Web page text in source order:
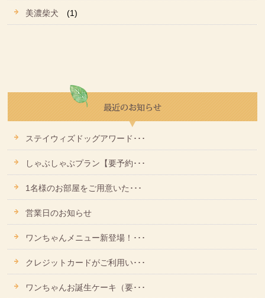
美濃柴犬 (1)
ステイウィズドッグアワード･･･
しゃぶしゃぶプラン【要予約･･･
1名様のお部屋をご用意いた･･･
営業日のお知らせ
ワンちゃんメニュー新登場！･･･
クレジットカードがご利用い･･･
ワンちゃんお誕生ケーキ（要･･･